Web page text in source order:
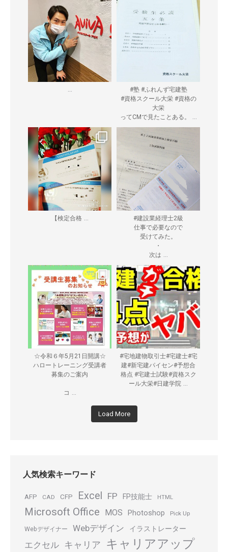
...
#塾 #ふれんず宅建塾
#資格スクール大栄 #資格の
大栄
ってCMで見たことある。
...
【検定合格 ...
#建設業経理士2級
仕事で必要なので
受けてみた。
・
次は ...
☆令和６年5月21日開講☆
ハロートレーニング受講者
募集のご案内
コ ...
#宅地建物取引士#宅建士#宅
建#新宅建パイセン#予想合
格点 #宅建士試験#資格スク
ール大栄#日建学院 ...
Load More
人気検索キーワード
AFP CAD CFP Excel FP FP技能士 HTML
Microsoft Office MOS Photoshop Pick Up
Webデザイナー Webデザイン イラストレーター
エクセル キャリア キャリアアップ